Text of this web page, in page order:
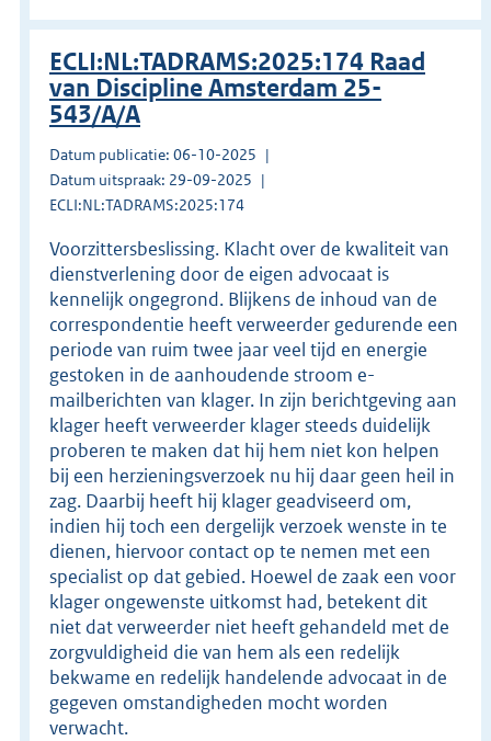
ECLI:NL:TADRAMS:2025:174 Raad
van Discipline Amsterdam 25-
543/A/A
Datum publicatie: 06-10-2025
Datum uitspraak: 29-09-2025
ECLI:NL:TADRAMS:2025:174
Voorzittersbeslissing. Klacht over de kwaliteit van
dienstverlening door de eigen advocaat is
kennelijk ongegrond. Blijkens de inhoud van de
correspondentie heeft verweerder gedurende een
periode van ruim twee jaar veel tijd en energie
gestoken in de aanhoudende stroom e-
mailberichten van klager. In zijn berichtgeving aan
klager heeft verweerder klager steeds duidelijk
proberen te maken dat hij hem niet kon helpen
bij een herzieningsverzoek nu hij daar geen heil in
zag. Daarbij heeft hij klager geadviseerd om,
indien hij toch een dergelijk verzoek wenste in te
dienen, hiervoor contact op te nemen met een
specialist op dat gebied. Hoewel de zaak een voor
klager ongewenste uitkomst had, betekent dit
niet dat verweerder niet heeft gehandeld met de
zorgvuldigheid die van hem als een redelijk
bekwame en redelijk handelende advocaat in de
gegeven omstandigheden mocht worden
verwacht.